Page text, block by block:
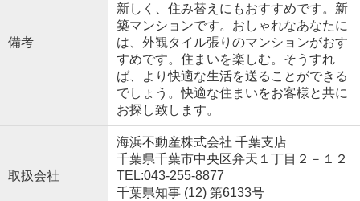
備考
新しく、住み替えにもおすすめです。新
築マンションです。おしゃれなあなたに
は、外観タイル張りのマンションがおす
すめです。住まいを楽しむ。そうすれ
ば、より快適な生活を送ることができる
でしょう。快適な住まいをお客様と共に
お探し致します。
取扱会社
海浜不動産株式会社 千葉支店
千葉県千葉市中央区弁天１丁目２－１２
TEL:043-255-8877
千葉県知事 (12) 第6133号